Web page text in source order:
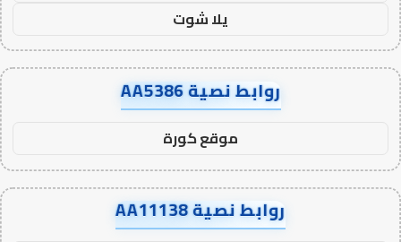
يلا شوت
روابط نصية AA5386
موقع كورة
روابط نصية AA11138